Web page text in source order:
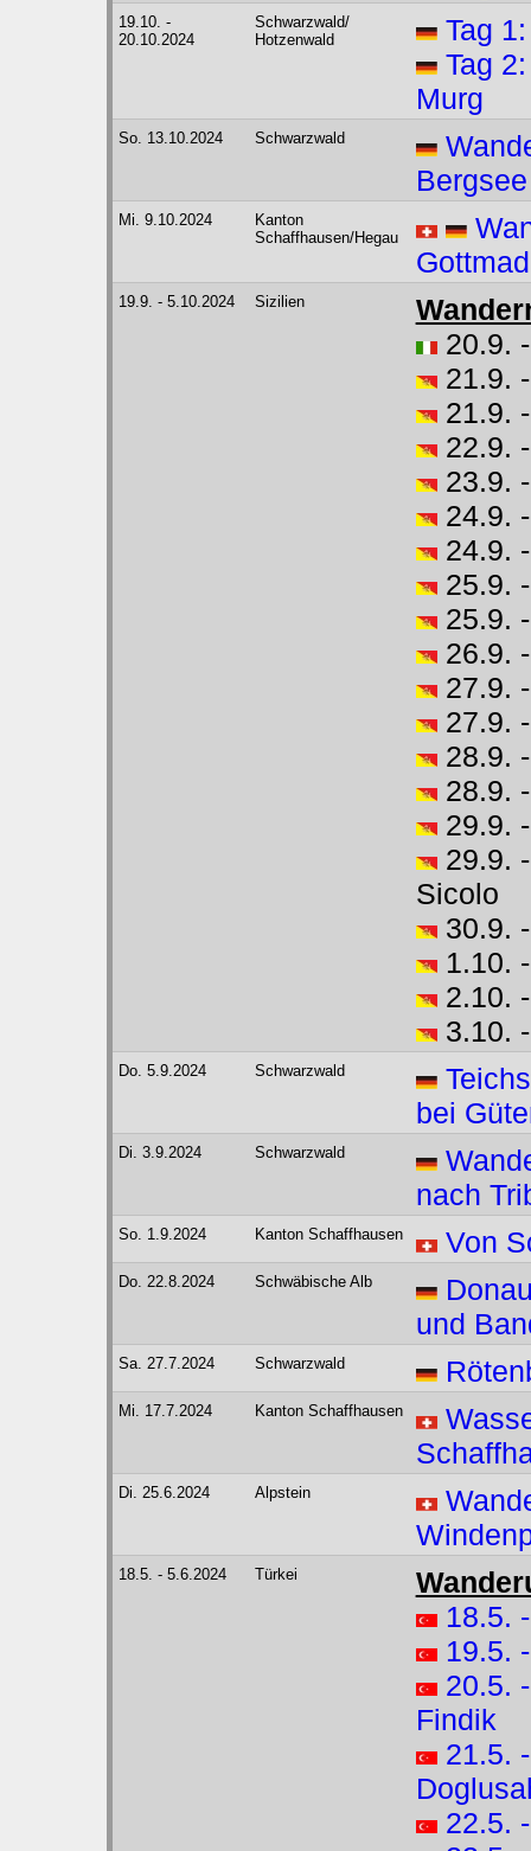
19.10. -
20.10.2024
Schwarzwald/
Hotzenwald
Tag
Tag
Murg
So. 13.10.2024 Schwarzwald
Mi. 9.10.2024
Kanton
Schaffhausen/Hegau
19.9. - 5.10.2024 Sizilien
20.9.
21.9.
21.9.
22.9.
23.9. -
24.9.
24.9.
25.9.
25.9. -
26.9. -
27.9.
27.9. -
28.9. -
28.9.
29.9. -
29.9. -
Sicolo
30.9.
1.10.
2.10.
3.10.
Do. 5.9.2024 Schwarzwald
bei
Di. 3.9.2024 Schwarzwald
nach
So. 1.9.2024 Kanton Schaffhausen Von
Do. 22.8.2024 Schwäbische Alb
und
Sa. 27.7.2024 Schwarzwald
Mi. 17.7.2024 Kanton Schaffhausen
Di. 25.6.2024 Alpstein
18.5. - 5.6.2024 Türkei
18.5.
19.5.
20.5.
Findik
21.5.
22.5.